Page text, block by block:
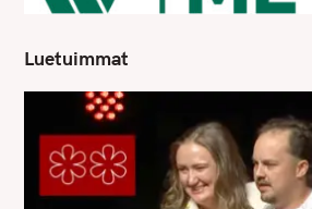
Luetuimmat